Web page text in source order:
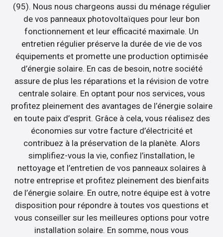
(95). Nous nous chargeons aussi du ménage régulier
de vos panneaux photovoltaïques pour leur bon
fonctionnement et leur efficacité maximale. Un
entretien régulier préserve la durée de vie de vos
équipements et promette une production optimisée
d’énergie solaire. En cas de besoin, notre société
assure de plus les réparations et la révision de votre
centrale solaire. En optant pour nos services, vous
profitez pleinement des avantages de l’énergie solaire
en toute paix d’esprit. Grâce à cela, vous réalisez des
économies sur votre facture d’électricité et
contribuez à la préservation de la planète. Alors
simplifiez-vous la vie, confiez l’installation, le
nettoyage et l’entretien de vos panneaux solaires à
notre entreprise et profitez pleinement des bienfaits
de l’énergie solaire. En outre, notre équipe est à votre
disposition pour répondre à toutes vos questions et
vous conseiller sur les meilleures options pour votre
installation solaire. En somme, nous vous